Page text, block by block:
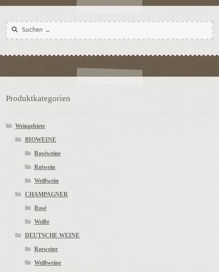
Suchen
nach:
Produktkategorien
Weingebiete
BIOWEINE
Roséweine
Rotwein
Weißwein
CHAMPAGNER
Rosé
Weiße
DEUTSCHE WEINE
Rotweine
Weißweine